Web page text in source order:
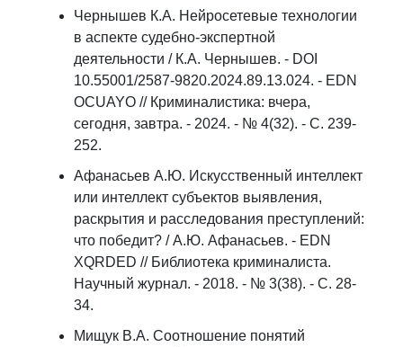
Чернышев К.А. Нейросетевые технологии
в аспекте судебно-экспертной
деятельности / К.А. Чернышев. - DOI
10.55001/2587-9820.2024.89.13.024. - EDN
OCUAYO // Криминалистика: вчера,
сегодня, завтра. - 2024. - № 4(32). - С. 239-
252.
Афанасьев А.Ю. Искусственный интеллект
или интеллект субъектов выявления,
раскрытия и расследования преступлений:
что победит? / А.Ю. Афанасьев. - EDN
XQRDED // Библиотека криминалиста.
Научный журнал. - 2018. - № 3(38). - С. 28-
34.
Мищук В.А. Соотношение понятий